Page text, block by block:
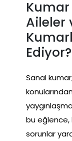
Aileler
Ediyor?
Sanal
bu eğlence,
sorunlar